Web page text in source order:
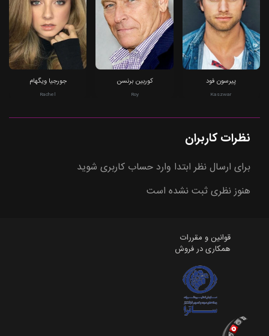
پیرسون فود
Kaszwar
کوربین برنسن
Roy
جورجیا ویگهام
Rachel
نظرات کاربران
برای ارسال نظر ابتدا وارد حساب کاربری شوید
هنوز نظری ثبت نشده است
قوانین و مقررات
همکاری در فروش